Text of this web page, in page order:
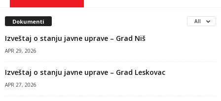
Dokumenti All
Izveštaj o stanju javne uprave – Grad Niš
APR 29, 2026
Izveštaj o stanju javne uprave – Grad Leskovac
APR 27, 2026